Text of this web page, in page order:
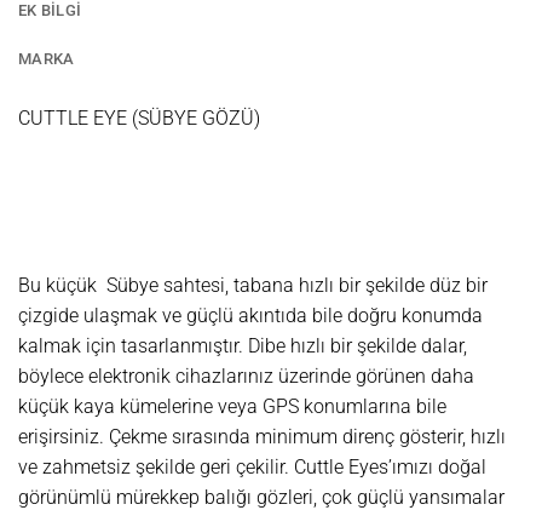
EK BILGI
MARKA
CUTTLE EYE (SÜBYE GÖZÜ)
Bu küçük Sübye sahtesi, tabana hızlı bir şekilde düz bir
çizgide ulaşmak ve güçlü akıntıda bile doğru konumda
kalmak için tasarlanmıştır. Dibe hızlı bir şekilde dalar,
böylece elektronik cihazlarınız üzerinde görünen daha
küçük kaya kümelerine veya GPS konumlarına bile
erişirsiniz. Çekme sırasında minimum direnç gösterir, hızlı
ve zahmetsiz şekilde geri çekilir. Cuttle Eyes’ımızı doğal
görünümlü mürekkep balığı gözleri, çok güçlü yansımalar